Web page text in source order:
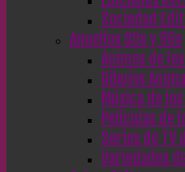
Sociedad
Aquellos 80s y 90s
Animes de
Dibujos
Música de
Películas de
Series de TV
Variedades